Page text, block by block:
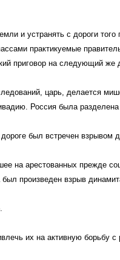
и устранять с дороги
практикуемые
приговор на следующий же
царь, делается
Россия была
был встречен взрывом
на арестованных прежде
произведен взрыв
их на активную